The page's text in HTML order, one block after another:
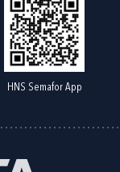
HNS Semafor App